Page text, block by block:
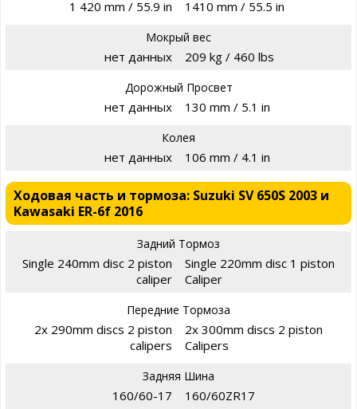
1 420 mm / 55.9 in 1410 mm / 55.5 in
Мокрый вес
нет данных 209 kg / 460 lbs
Дорожный Просвет
нет данных 130 mm / 5.1 in
Колея
нет данных 106 mm / 4.1 in
Ходовая часть и тормоза: Suzuki SV 650S 2003 и
Kawasaki ER-6f 2016
Задний Тормоз
Single 240mm disc 2 piston
caliper
Single 220mm disc 1 piston
Caliper
Передние Тормоза
2x 290mm discs 2 piston
calipers
2x 300mm discs 2 piston
Calipers
Задняя Шина
160/60-17 160/60ZR17